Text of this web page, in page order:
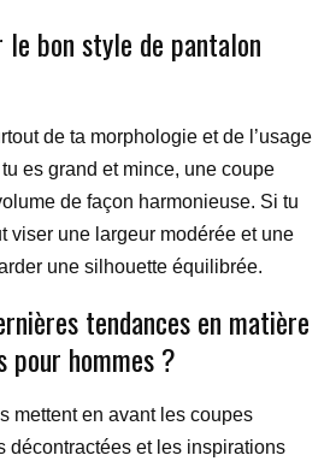
bon style de pantalon
de ta morphologie et de l’usage
es grand et mince, une coupe
de façon harmonieuse. Si tu
viser une largeur modérée et une
une silhouette équilibrée.
tendances en matière
pour hommes ?
mettent en avant les coupes
décontractées et les inspirations